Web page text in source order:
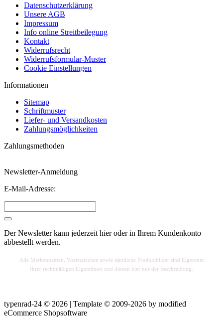
Datenschutzerklärung
Unsere AGB
Impressum
Info online Streitbeilegung
Kontakt
Widerrufsrecht
Widerrufsformular-Muster
Cookie Einstellungen
Informationen
Sitemap
Schriftmuster
Liefer- und Versandkosten
Zahlungsmöglichkeiten
Zahlungsmethoden
Newsletter-Anmeldung
E-Mail-Adresse:
Der Newsletter kann jederzeit hier oder in Ihrem Kundenkonto
abbestellt werden.
Alle Markennamen, Warenzeichen sowie sämtliche Produktbilder sind Eigentum
Ihrer rechtmäßigen Eigentümer und dienen hier nur der Beschreibung.
typenrad-24 © 2026 | Template © 2009-2026 by modified
eCommerce Shopsoftware